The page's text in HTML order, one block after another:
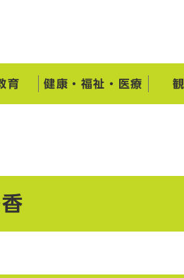
育 健康・福祉・医療